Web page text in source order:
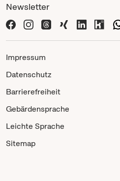
Newsletter
Impressum
Datenschutz
Barrierefreiheit
Gebärdensprache
Leichte Sprache
Sitemap